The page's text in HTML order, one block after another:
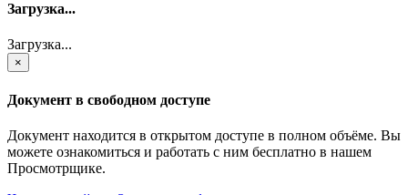
Загрузка...
Загрузка...
×
Документ в свободном доступе
Документ находится в открытом доступе в полном объёме. Вы
можете ознакомиться и работать с ним бесплатно в нашем
Просмотрщике.